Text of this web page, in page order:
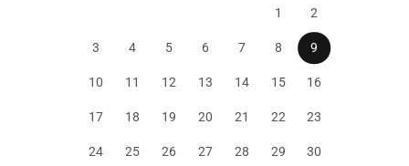
1 2
3 4 5 6 7 8 9
10 11 12 13 14 15 16
17 18 19 20 21 22 23
24 25 26 27 28 29 30